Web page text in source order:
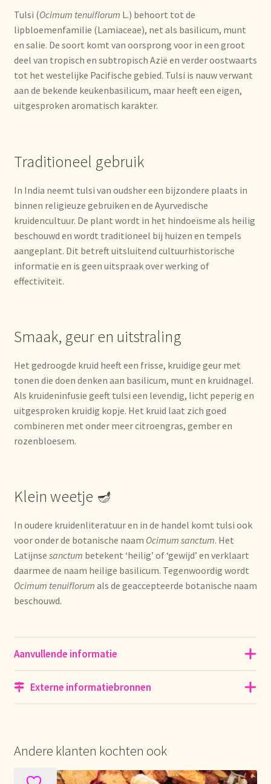
Kontakt
Lagerangelegenheiten
Lebensmittelsicherheit
Liste de prix actuelle
Marca personal
Meertaligheid
Mehrsprachigkeit
Mijn account
Mijn Favorieten
Multilingualism
Multilinguisme
Newsletter
Newsletter
Nieuwsbrief
Notre vision du thé
Online shop
Onlineshop
Ordering and delivery time
Organic certificates
Tulsi (Ocimum tenuiflorum L.) behoort tot de
lipbloemenfamilie (Lamiaceae), net als basilicum, munt
en salie. De soort komt van oorsprong voor in een groot
deel van tropisch en subtropisch Azië en verder oostwaarts
tot het westelijke Pacifische gebied. Tulsi is nauw verwant
aan de bekende keukenbasilicum, maar heeft een eigen,
uitgesproken aromatisch karakter.
Traditioneel gebruik
In India neemt tulsi van oudsher een bijzondere plaats in
binnen religieuze gebruiken en de Ayurvedische
kruidencultuur. De plant wordt in het hindoeïsme als heilig
beschouwd en wordt traditioneel bij huizen en tempels
aangeplant. Dit betreft uitsluitend cultuurhistorische
informatie en is geen uitspraak over werking of
effectiviteit.
Smaak, geur en uitstraling
Het gedroogde kruid heeft een frisse, kruidige geur met
tonen die doen denken aan basilicum, munt en kruidnagel.
Als kruideninfusie geeft tulsi een levendig, licht peperig en
uitgesproken kruidig kopje. Het kruid laat zich goed
combineren met onder meer citroengras, gember en
rozenbloesem.
Klein weetje 🪔
In oudere kruidenliteratuur en in de handel komt tulsi ook
voor onder de botanische naam Ocimum sanctum. Het
Latijnse sanctum betekent ‘heilig’ of ‘gewijd’ en verklaart
daarmee de naam heilige basilicum. Tegenwoordig wordt
Ocimum tenuiflorum als de geaccepteerde botanische naam
beschouwd.
Aanvullende informatie
Externe informatiebronnen
Andere klanten kochten ook